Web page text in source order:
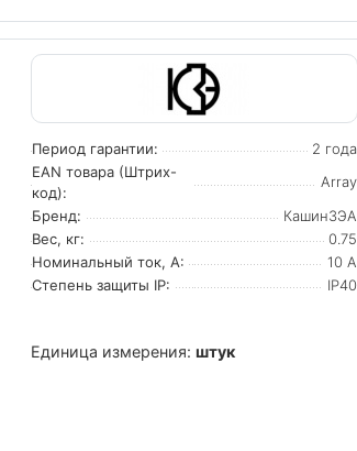
Период гарантии:
2 года
EAN товара (Штрих-
код):
Array
Бренд:
КашинЗЭА
Вес, кг:
0.75
Номинальный ток, А:
10 А
Степень защиты IP:
IP40
Единица измерения: штук